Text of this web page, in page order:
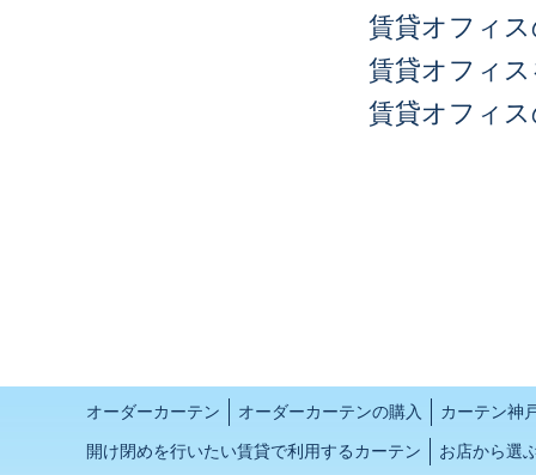
賃貸オフィ
賃貸オフィ
賃貸オフィ
オーダーカーテン オーダーカーテンの購入 カーテン神
開け閉めを行いたい賃貸で利用するカーテン お店から選